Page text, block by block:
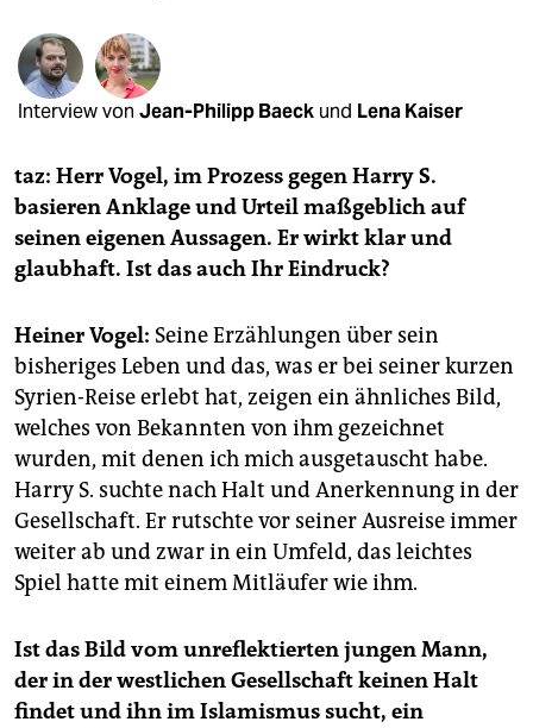
shop
fragen & hilfe
unterstützen
abo
genossenschaft
epaper login
Interview von Jean-Philipp Baeck und Lena Kaiser
taz: Herr Vogel, im Prozess gegen Harry S.
basieren Anklage und Urteil maßgeblich auf
seinen eigenen Aussagen. Er wirkt klar und
glaubhaft. Ist das auch Ihr Eindruck?
Heiner Vogel: Seine Erzählungen über sein
bisheriges Leben und das, was er bei seiner kurzen
Syrien-Reise erlebt hat, zeigen ein ähnliches Bild,
welches von Bekannten von ihm gezeichnet
wurden, mit denen ich mich ausgetauscht habe.
Harry S. suchte nach Halt und Anerkennung in der
Gesellschaft. Er rutschte vor seiner Ausreise immer
weiter ab und zwar in ein Umfeld, das leichtes
Spiel hatte mit einem Mitläufer wie ihm.
Ist das Bild vom unreflektierten jungen Mann,
der in der westlichen Gesellschaft keinen Halt
findet und ihn im Islamismus sucht, ein